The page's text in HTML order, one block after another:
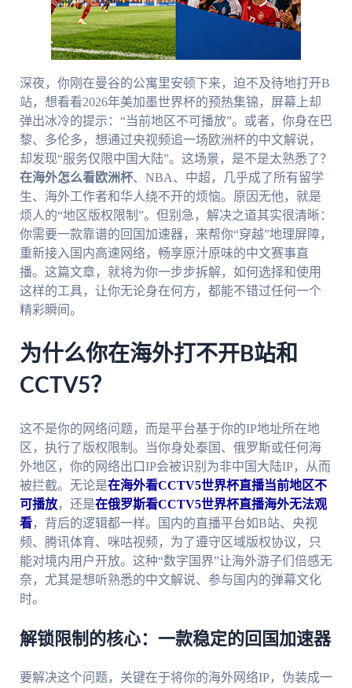
深夜，你刚在曼谷的公寓里安顿下来，迫不及待地打开B
站，想看看2026年美加墨世界杯的预热集锦，屏幕上却
弹出冰冷的提示：“当前地区不可播放”。或者，你身在巴
黎、多伦多，想通过央视频追一场欧洲杯的中文解说，
却发现“服务仅限中国大陆”。这场景，是不是太熟悉了？
在海外怎么看欧洲杯、NBA、中超，几乎成了所有留学
生、海外工作者和华人绕不开的烦恼。原因无他，就是
烦人的“地区版权限制”。但别急，解决之道其实很清晰：
你需要一款靠谱的回国加速器，来帮你“穿越”地理屏障，
重新接入国内高速网络，畅享原汁原味的中文赛事直
播。这篇文章，就将为你一步步拆解，如何选择和使用
这样的工具，让你无论身在何方，都能不错过任何一个
精彩瞬间。
为什么你在海外打不开B站和
CCTV5？
这不是你的网络问题，而是平台基于你的IP地址所在地
区，执行了版权限制。当你身处泰国、俄罗斯或任何海
外地区，你的网络出口IP会被识别为非中国大陆IP，从而
被拦截。无论是在海外看CCTV5世界杯直播当前地区不
可播放，还是在俄罗斯看CCTV5世界杯直播海外无法观
看，背后的逻辑都一样。国内的直播平台如B站、央视
频、腾讯体育、咪咕视频，为了遵守区域版权协议，只
能对境内用户开放。这种“数字国界”让海外游子们倍感无
奈，尤其是想听熟悉的中文解说、参与国内的弹幕文化
时。
解锁限制的核心：一款稳定的回国加速器
要解决这个问题，关键在于将你的海外网络IP，伪装成一